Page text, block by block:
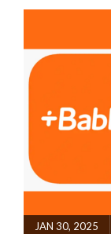
POSTED
JAN 30, 2025